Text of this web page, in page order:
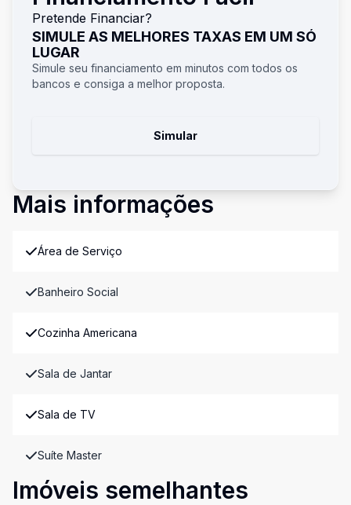
Pretende Financiar?
SIMULE AS MELHORES TAXAS EM UM SÓ
LUGAR
Simule seu financiamento em minutos com todos os
bancos e consiga a melhor proposta.
Simular
Mais informações
Área de Serviço
Banheiro Social
Cozinha Americana
Sala de Jantar
Sala de TV
Suíte Master
Imóveis semelhantes